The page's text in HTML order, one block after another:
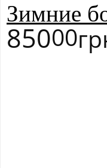
Зимние
85000